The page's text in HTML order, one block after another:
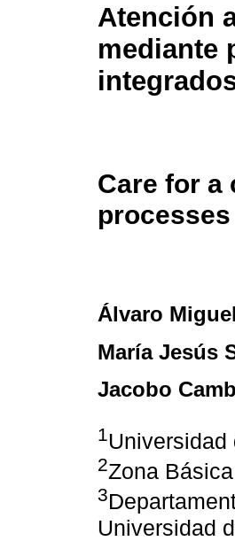
Atención
mediante
Care for a
processes
Álvaro
María Jesús
Jacobo
1Universidad
2Zona
3
Universidad